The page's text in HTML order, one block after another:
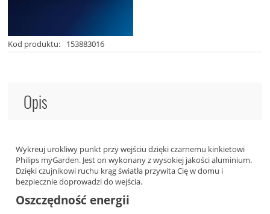
Kod produktu: 153883016
Opis
Wykreuj urokliwy punkt przy wejściu dzięki czarnemu kinkietowi
Philips myGarden. Jest on wykonany z wysokiej jakości aluminium.
Dzięki czujnikowi ruchu krąg światła przywita Cię w domu i
bezpiecznie doprowadzi do wejścia.
Oszczędność energii